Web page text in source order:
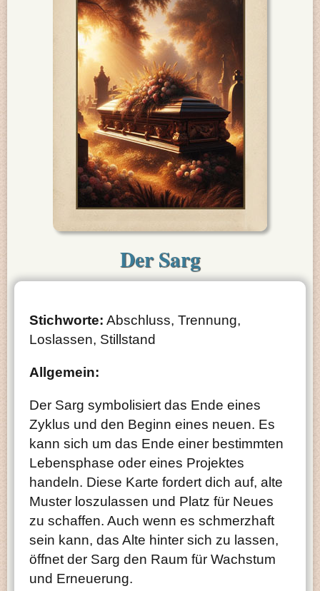
Der Sarg
Stichworte: Abschluss, Trennung,
Loslassen, Stillstand
Allgemein:
Der Sarg symbolisiert das Ende eines
Zyklus und den Beginn eines neuen. Es
kann sich um das Ende einer bestimmten
Lebensphase oder eines Projektes
handeln. Diese Karte fordert dich auf, alte
Muster loszulassen und Platz für Neues
zu schaffen. Auch wenn es schmerzhaft
sein kann, das Alte hinter sich zu lassen,
öffnet der Sarg den Raum für Wachstum
und Erneuerung.